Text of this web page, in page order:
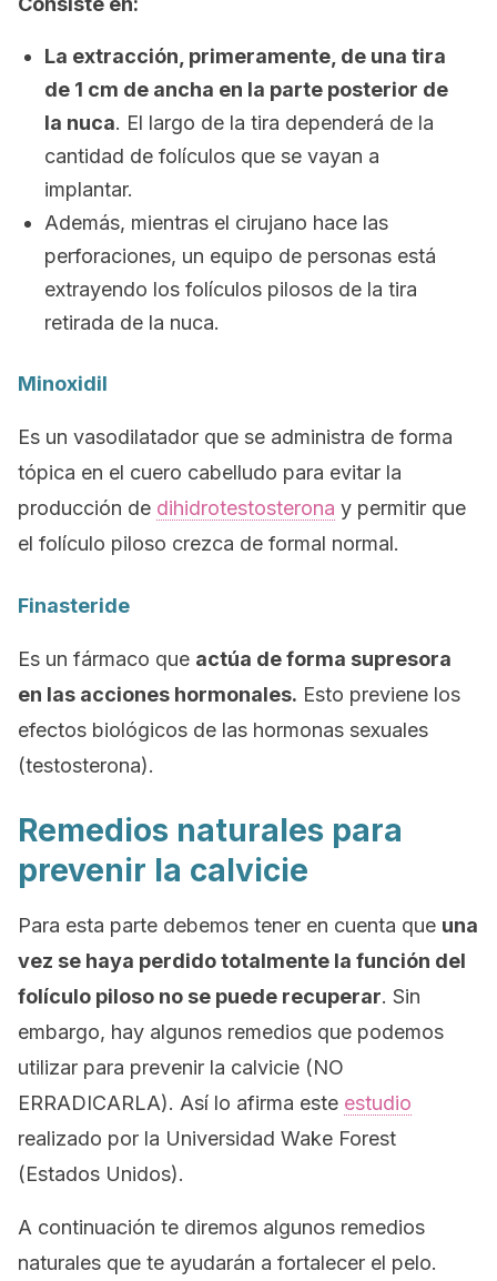
La extracción, primeramente, de una tira
de 1 cm de ancha en la parte posterior de
la nuca. El largo de la tira dependerá de la
cantidad de folículos que se vayan a
implantar.
Además, mientras el cirujano hace las
perforaciones, un equipo de personas está
extrayendo los folículos pilosos de la tira
retirada de la nuca.
Minoxidil
Es un vasodilatador que se administra de forma
tópica en el cuero cabelludo para evitar la
producción de dihidrotestosterona y permitir que
el folículo piloso crezca de formal normal.
Finasteride
Es un fármaco que actúa de forma supresora
en las acciones hormonales. Esto previene los
efectos biológicos de las hormonas sexuales
(testosterona).
Remedios naturales para
prevenir la calvicie
Para esta parte debemos tener en cuenta que una
vez se haya perdido totalmente la función del
folículo piloso no se puede recuperar. Sin
embargo, hay algunos remedios que podemos
utilizar para prevenir la calvicie (NO
ERRADICARLA). Así lo afirma este estudio
realizado por la Universidad Wake Forest
(Estados Unidos).
A continuación te diremos algunos remedios
naturales que te ayudarán a fortalecer el pelo.